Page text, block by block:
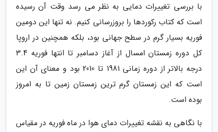
با بررسی تغییرات دمایی به نظر می رسد وقت آن رسیده
است که کتاب رکوردها را بروزرسانی کنیم. نه تنها این دومین
فوریه بسیار گرم در سطح جهانی بود، بلکه همچنین در اروپا
کل دوره زمستان امسال از آغاز دسامبر تا انتها فوریه 3.4
درجه بالاتر از دوره زمانی 1981 تا 2010 بود و معنای آن این
است که این زمستان گرم ترین زمستان زمین تا به امروز
بوده است.
با نگاهی به نقشه تغییرات دمای هوا در ماه فوریه در مقیاس